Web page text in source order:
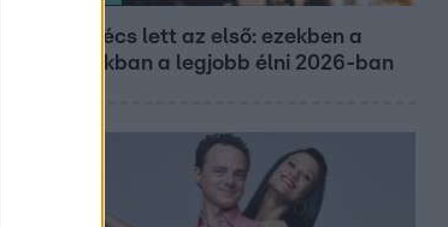
Nem Bécs lett az első: ezekben a
városokban a legjobb élni 2026-ban